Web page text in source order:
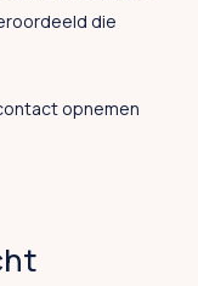
die
opnemen